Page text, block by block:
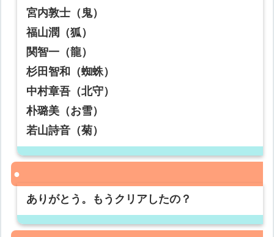
宮内敦士（鬼）
福山潤（狐）
関智一（龍）
杉田智和（蜘蛛）
中村章吾（北守）
朴璐美（お雪）
若山詩音（菊）
ありがとう。もうクリアしたの？